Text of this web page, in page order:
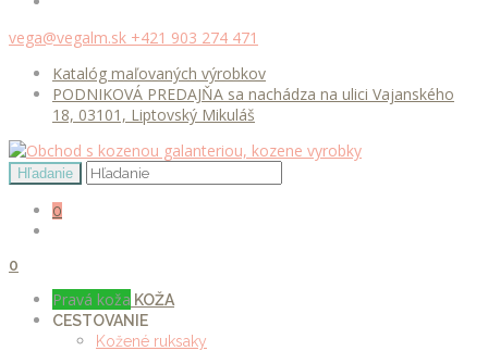
vega@vegalm.sk +421 903 274 471
Katalóg maľovaných výrobkov
PODNIKOVÁ PREDAJŇA sa nachádza na ulici Vajanského
18, 03101, Liptovský Mikuláš
0
0
Pravá koža KOŽA
CESTOVANIE
Kožené ruksaky